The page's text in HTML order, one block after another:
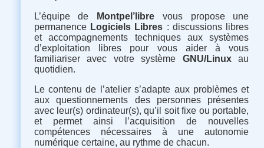
L’équipe de
Montpel’libre vous propose une
permanence Logiciels Libres : discussions libres
et accompagnements techniques aux systèmes
d’exploitation libres pour vous aider à vous
familiariser avec votre système GNU/Linuxau
quotidien.
Le contenu de l’atelier s’adapte aux problèmes et
aux questionnements des personnes présentes
avec leur(s) ordinateur(s), qu’il soit fixe ou portable,
et permet ainsi l’acquisition de nouvelles
compétences nécessaires à une autonomie
numérique certaine, au rythme de chacun.